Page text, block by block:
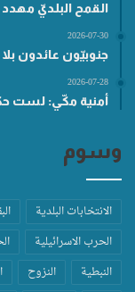
القمح البلديّ مهدد
2026-07-30
جنوبيّون عائدون
2026-07-28
أمنية مكّي: لست
وسوم
الانتخابات البلدية
الحرب الاسرائيلية
النبطية
النزوح